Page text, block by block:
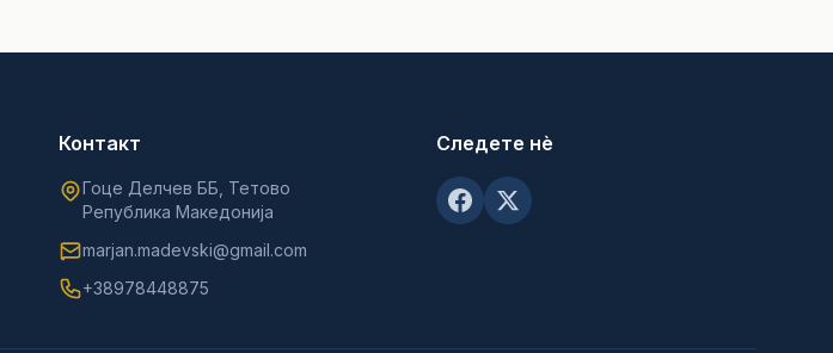
Контакт
Гоце Делчев ББ, Тетово
Република Македонија
marjan.madevski@gmail.com
+38978448875
Следете нè